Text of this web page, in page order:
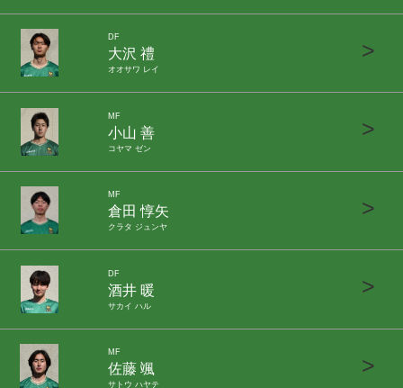
DF
大沢 禮
オオサワ レイ
>
MF
小山 善
コヤマ ゼン
>
MF
倉田 惇矢
クラタ ジュンヤ
>
DF
酒井 暖
サカイ ハル
>
MF
佐藤 颯
サトウ ハヤテ
>